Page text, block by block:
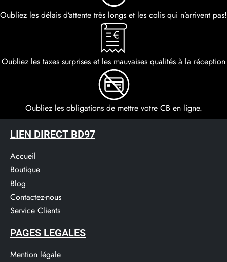
Oubliez les délais d’attente très longs et les colis qui n’arrivent pas!
Oubliez les taxes surprises et les mauvaises qualités à la réception
Oubliez les obligations de mettre votre CB en ligne.
LIEN DIRECT BD97
Accueil
Boutique
Blog
Contactez-nous
Service Clients​
PAGES LEGALES
Mention légale